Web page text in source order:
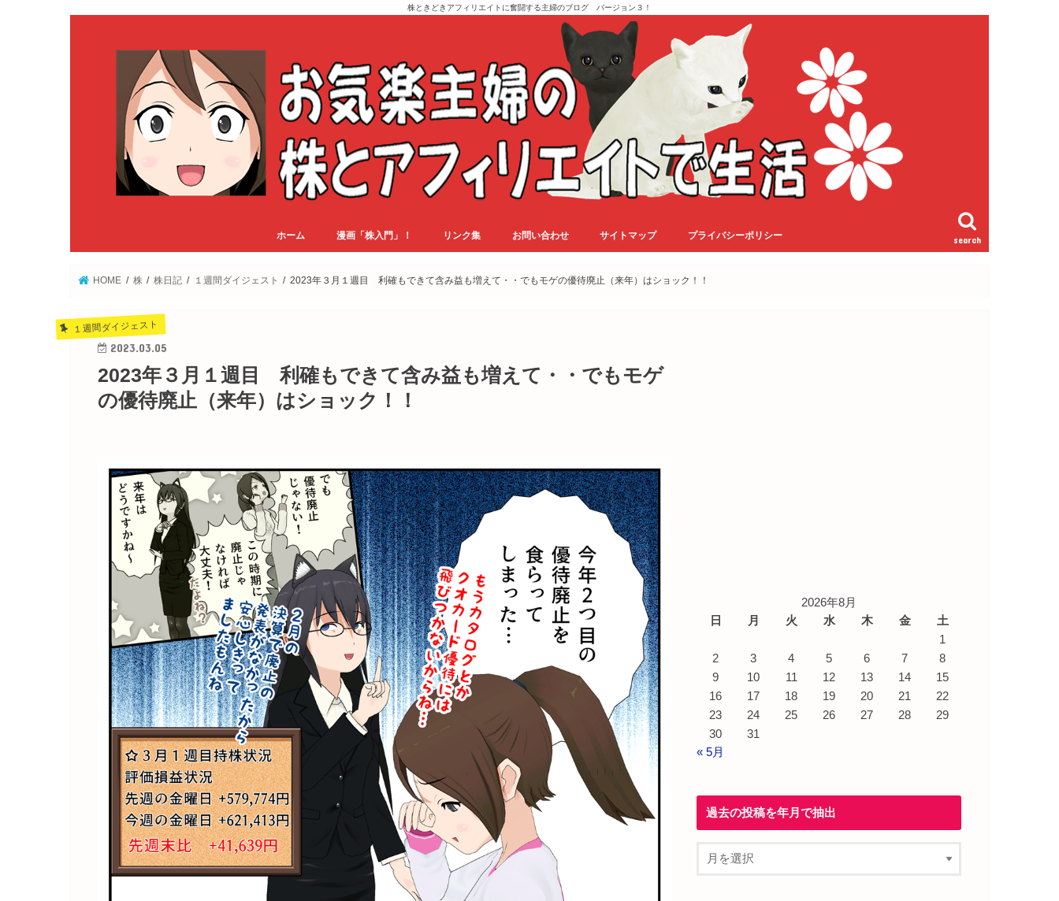
株ときどきアフィリエイトに奮闘する主婦のブログ バージョン３！
search
ホーム 漫画「株入門」！ リンク集 お問い合わせ サイトマップ プライバシーポリシー
HOME 株 株日記 １週間ダイジェスト 2023年３月１週目 利確もできて含み益も増えて・・でもモゲの優待廃止（来年）はショック！！
１週間ダイジェスト
2023.03.05
2023年３月１週目 利確もできて含み益も増えて・・でもモゲ
の優待廃止（来年）はショック！！
2026年8月
日
月 火 水 木 金
土
1
2
3 4 5 6 7
8
9
10 11 12 13 14
15
16
17 18 19 20 21
22
23
24 25 26 27 28
29
30
31
« 5月
過去の投稿を年月で抽出